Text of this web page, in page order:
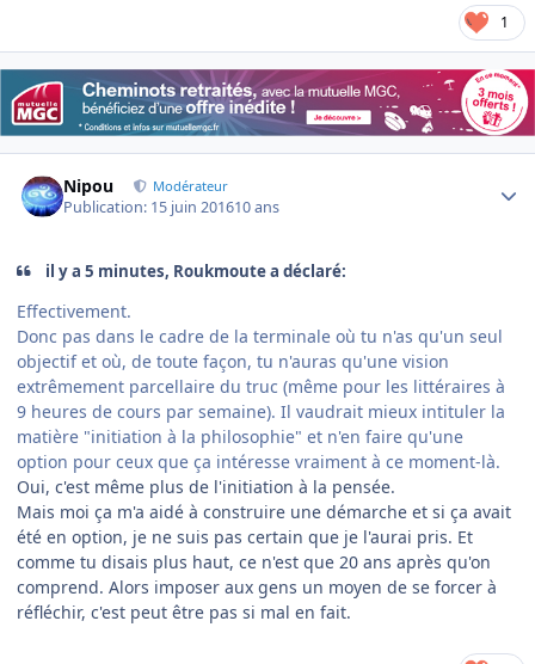
1
Nipou Modérateur
Publication: 15 juin 201610 ans
il y a 5 minutes, Roukmoute a déclaré:
Effectivement.
Donc pas dans le cadre de la terminale où tu n'as qu'un seul
objectif et où, de toute façon, tu n'auras qu'une vision
extrêmement parcellaire du truc (même pour les littéraires à
9 heures de cours par semaine). Il vaudrait mieux intituler la
matière "initiation à la philosophie" et n'en faire qu'une
option pour ceux que ça intéresse vraiment à ce moment-là.
Oui, c'est même plus de l'initiation à la pensée.
Mais moi ça m'a aidé à construire une démarche et si ça avait
été en option, je ne suis pas certain que je l'aurai pris. Et
comme tu disais plus haut, ce n'est que 20 ans après qu'on
comprend. Alors imposer aux gens un moyen de se forcer à
réfléchir, c'est peut être pas si mal en fait.